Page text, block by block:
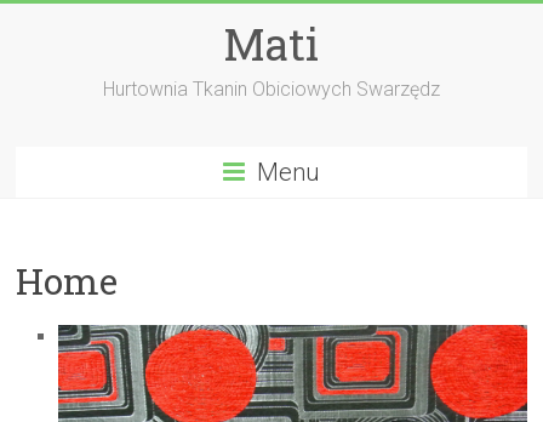
Mati
Hurtownia Tkanin Obiciowych Swarzędz
Menu
Home